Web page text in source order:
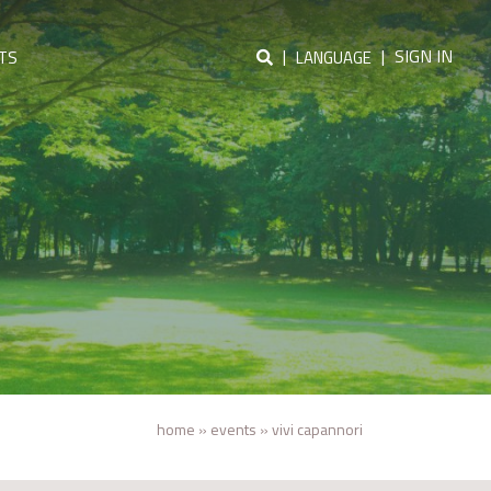
| LANGUAGE | SIGN IN
home » events »vivi capannori